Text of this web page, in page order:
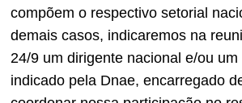
compõem o respectivo setorial
demais casos, indicaremos na
24/9 um dirigente nacional e/ou
indicado pela Dnae, encarregado